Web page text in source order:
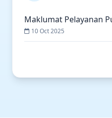
Maklumat Pelayanan
10 Oct 2025